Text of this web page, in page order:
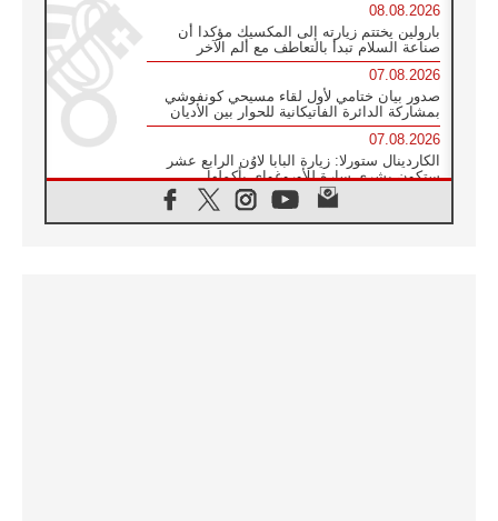
08.08.2026
بارولين يختتم زيارته إلى المكسيك مؤكدا أن
صناعة السلام تبدأ بالتعاطف مع ألم الآخر
07.08.2026
صدور بيان ختامي لأول لقاء مسيحي كونفوشي
بمشاركة الدائرة الفاتيكانية للحوار بين الأديان
07.08.2026
الكاردينال ستورلا: زيارة البابا لاوُن الرابع عشر
ستكون بشرى سارة للأوروغواي بأكملها
الفاتيكان يعلن برنامج الزيارة الرسولية للبابا لاوُن